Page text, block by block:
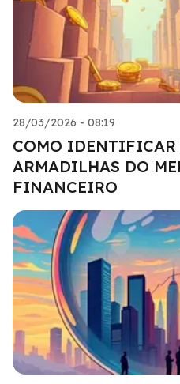
28/03/2026 - 08:19
COMO IDENTIFICAR
ARMADILHAS DO
FINANCEIRO